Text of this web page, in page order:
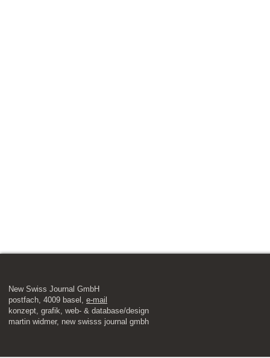
New Swiss Journal GmbH
postfach, 4009 basel, e-mail
​konzept, grafik, web- & database/design
martin widmer, new swisss journal gmbh